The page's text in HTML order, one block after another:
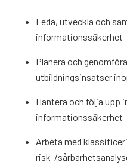
Leda, utveckla och
informationssäkerhet
Planera och
utbildningsinsatser
Hantera och följa upp
informationssäkerhet
Arbeta med
risk-/